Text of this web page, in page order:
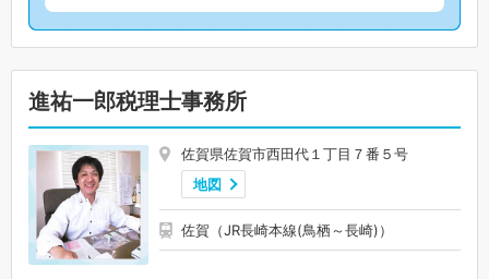
進祐一郎税理士事務所
佐賀県佐賀市西田代１丁目７番５号
地図
佐賀（JR長崎本線(鳥栖～長崎)）